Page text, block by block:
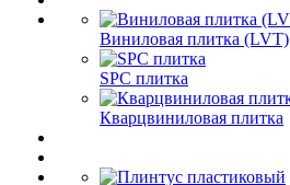
Виниловая плитка (LVT)
SPC плитка
Кварцвиниловая плитка